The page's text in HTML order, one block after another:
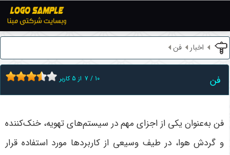
اخبار فن
فن 7 / 10 از 5 کاربر
فن به‌عنوان یکی از اجزای مهم در سیستم‌های تهویه، خنک‌کننده
و گردش هوا، در طیف وسیعی از کاربردها مورد استفاده قرار